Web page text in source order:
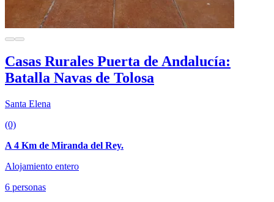
Casas Rurales Puerta de Andalucía:
Batalla Navas de Tolosa
Santa Elena
(0)
A 4 Km de Miranda del Rey.
Alojamiento entero
6 personas